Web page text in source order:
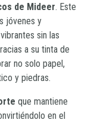
de Mideer. Este
jóvenes y
sin las
a su tinta de
no solo papel,
y piedras.
que mantiene
en el